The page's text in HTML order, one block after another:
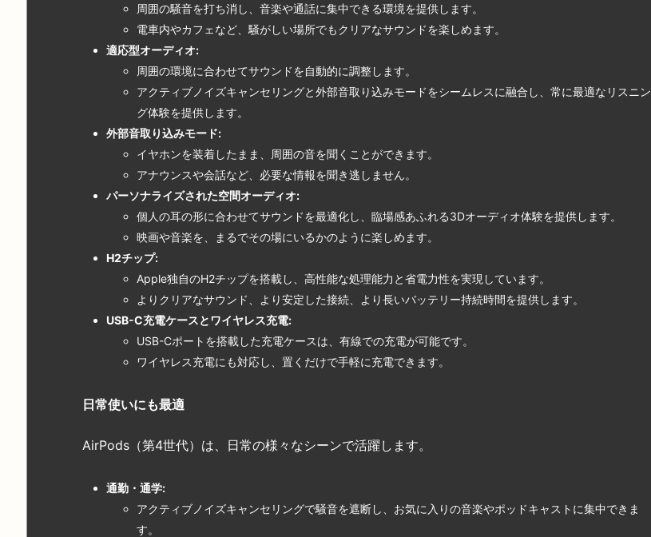
周囲の騒音を打ち消し、音楽や通話に集中できる環境を提供します。
電車内やカフェなど、騒がしい場所でもクリアなサウンドを楽しめます。
適応型オーディオ:
周囲の環境に合わせてサウンドを自動的に調整します。
アクティブノイズキャンセリングと外部音取り込みモードをシームレスに融合し、常に最適なリスニン
グ体験を提供します。
外部音取り込みモード:
イヤホンを装着したまま、周囲の音を聞くことができます。
アナウンスや会話など、必要な情報を聞き逃しません。
パーソナライズされた空間オーディオ:
個人の耳の形に合わせてサウンドを最適化し、臨場感あふれる3Dオーディオ体験を提供します。
映画や音楽を、まるでその場にいるかのように楽しめます。
H2チップ:
Apple独自のH2チップを搭載し、高性能な処理能力と省電力性を実現しています。
よりクリアなサウンド、より安定した接続、より長いバッテリー持続時間を提供します。
USB-C充電ケースとワイヤレス充電:
USB-Cポートを搭載した充電ケースは、有線での充電が可能です。
ワイヤレス充電にも対応し、置くだけで手軽に充電できます。
日常使いにも最適
AirPods（第4世代）は、日常の様々なシーンで活躍します。
通勤・通学:
アクティブノイズキャンセリングで騒音を遮断し、お気に入りの音楽やポッドキャストに集中できま
す。